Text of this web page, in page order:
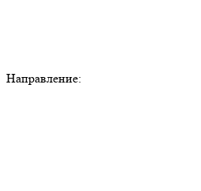
Направление: